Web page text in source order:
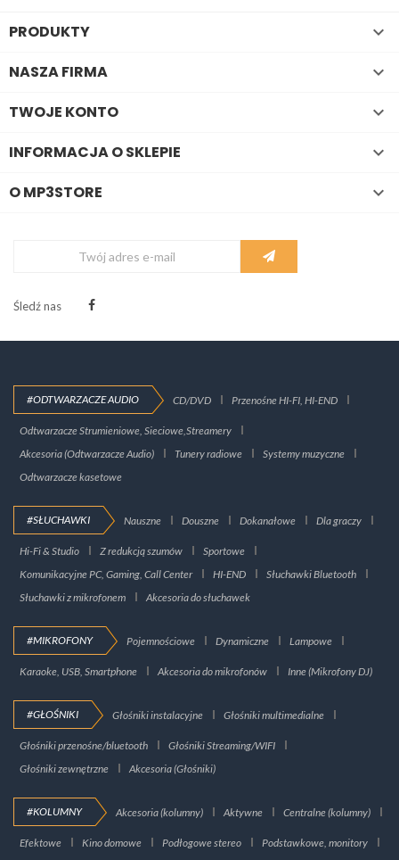
PRODUKTY 
NASZA FIRMA 
TWOJE KONTO 
INFORMACJA O SKLEPIE 
O MP3STORE 
Śledź nas
#ODTWARZACZE AUDIO CD/DVD Przenośne HI-FI, HI-END
Odtwarzacze Strumieniowe, Sieciowe,Streamery
Akcesoria (Odtwarzacze Audio)
Tunery radiowe
Systemy muzyczne
Odtwarzacze kasetowe
#SŁUCHAWKI Nauszne Douszne Dokanałowe Dla graczy
Hi-Fi & Studio Z redukcją szumów
Sportowe
Komunikacyjne PC, Gaming, Call Center
HI-END
Słuchawki Bluetooth
Słuchawki z mikrofonem
Akcesoria do słuchawek
#MIKROFONY Pojemnościowe Dynamiczne Lampowe
Karaoke, USB, Smartphone Akcesoria do mikrofonów Inne (Mikrofony DJ)
#GŁOŚNIKI Głośniki instalacyjne Głośniki multimedialne
Głośniki przenośne/bluetooth
Głośniki Streaming/WIFI
Głośniki zewnętrzne
Akcesoria (Głośniki)
#KOLUMNY Akcesoria (kolumny) Aktywne Centralne (kolumny)
Efektowe Kino domowe Podłogowe stereo
Podstawkowe, monitory